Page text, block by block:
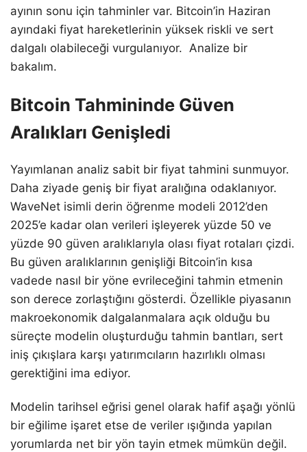
ayının sonu için tahminler var. Bitcoin’in Haziran
ayındaki fiyat hareketlerinin yüksek riskli ve sert
dalgalı olabileceği vurgulanıyor. Analize bir
bakalım.
Bitcoin Tahmininde Güven
Aralıkları Genişledi
Yayımlanan analiz sabit bir fiyat tahmini sunmuyor.
Daha ziyade geniş bir fiyat aralığına odaklanıyor.
WaveNet isimli derin öğrenme modeli 2012’den
2025’e kadar olan verileri işleyerek yüzde 50 ve
yüzde 90 güven aralıklarıyla olası fiyat rotaları çizdi.
Bu güven aralıklarının genişliği Bitcoin’in kısa
vadede nasıl bir yöne evrileceğini tahmin etmenin
son derece zorlaştığını gösterdi. Özellikle piyasanın
makroekonomik dalgalanmalara açık olduğu bu
süreçte modelin oluşturduğu tahmin bantları, sert
iniş çıkışlara karşı yatırımcıların hazırlıklı olması
gerektiğini ima ediyor.
Modelin tarihsel eğrisi genel olarak hafif aşağı yönlü
bir eğilime işaret etse de veriler ışığında yapılan
yorumlarda net bir yön tayin etmek mümkün değil.